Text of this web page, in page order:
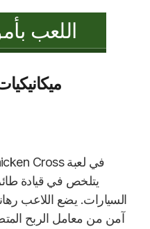
اللعب
يتلخص في قيادة
السيارات. يضع اللاعب
آمن من معامل الربح